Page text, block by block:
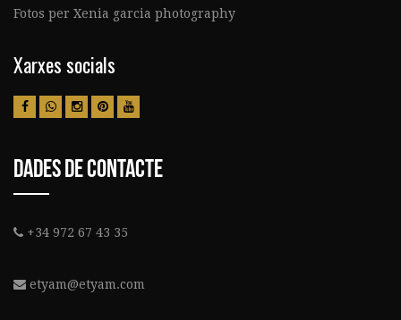
Fotos per Xenia garcia photography
Xarxes socials
Dades de contacte
+34 972 67 43 35
etyam@etyam.com